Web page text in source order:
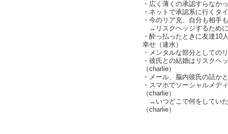
・広く薄くの承認すらなか
・ネットで承認系に行くタ
・今のリア充、自分も相手
→リスクヘッジするため
・酔っ払ったときに友達10
幸せ（速水）
・メンタルな部分としての
・彼氏との結婚はリスクヘ
（charlie）
・メール、脳内彼氏の話か
・スマホでソーシャルメデ
（charlie）
→いつどこで何をしていた
（charlie）